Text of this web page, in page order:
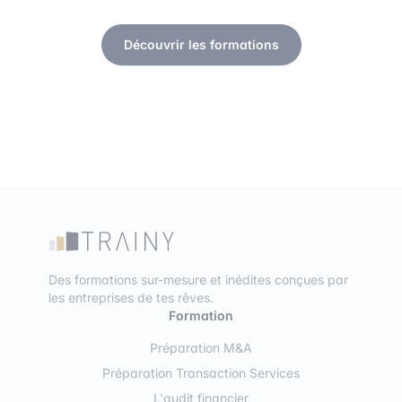
Découvrir les formations
Des formations sur-mesure et inédites conçues par
les entreprises de tes rêves.
Formation
Préparation M&A
Préparation Transaction Services
L'audit financier